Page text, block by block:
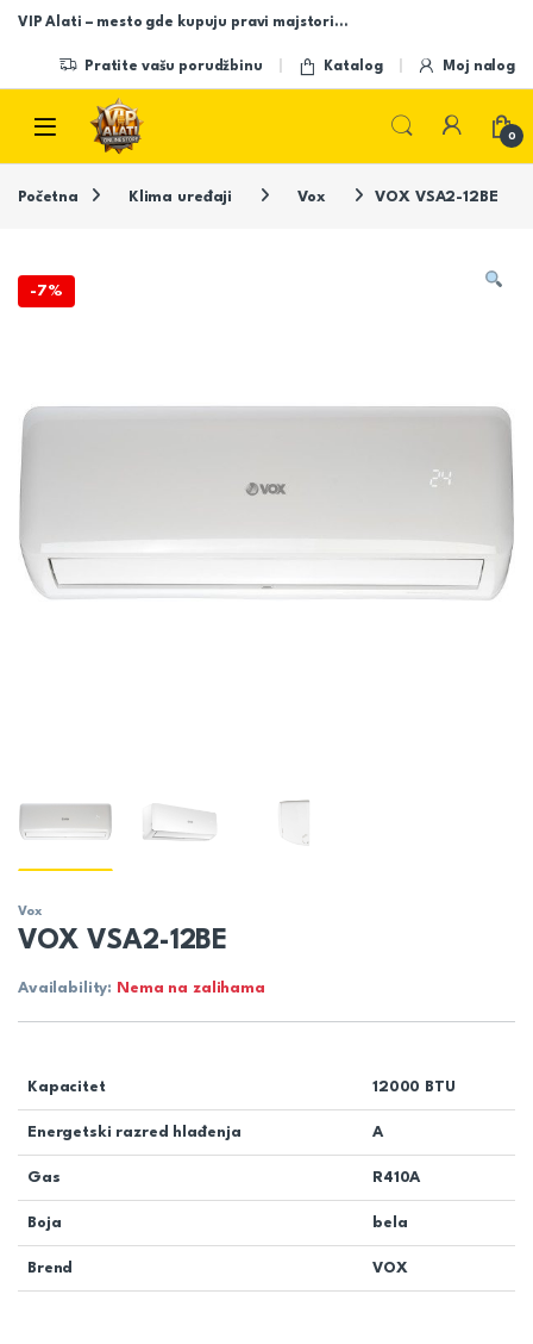
Skip to navigation
Skip to content
VIP Alati – mesto gde kupuju pravi majstori…
Pratite vašu porudžbinu Katalog Moj nalog
Open
0
Početna Klima uređaji Vox VOX VSA2-12BE
-7%
Vox
VOX VSA2-12BE
Availability: Nema na zalihama
Kapacitet 12000 BTU
Energetski razred hlađenja A
Gas R410A
Boja bela
Brend VOX